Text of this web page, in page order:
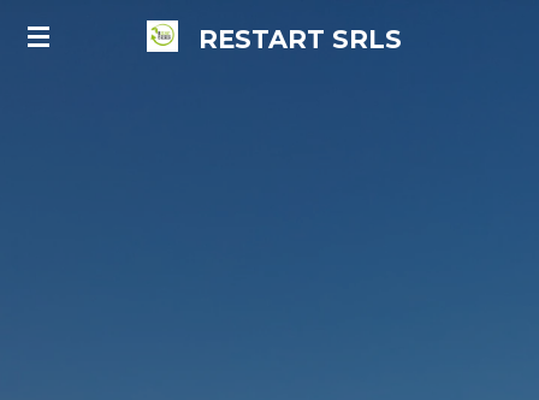
Vai
RESTART SRLS